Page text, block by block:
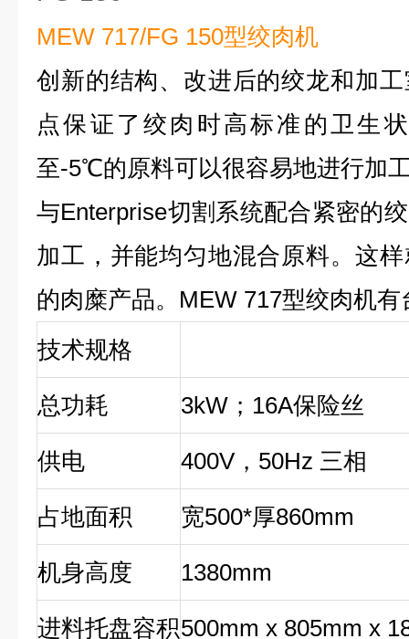
MEW 717/FG 150型绞肉机
创新的结构、改进后的绞龙和加
点保证了绞肉时高标准的卫生
至-5℃的原料可以很容易地进行加
与Enterprise切割系统配合紧密的
加工，并能均匀地混合原料。这
的肉糜产品。MEW 717型绞肉机
技术规格
总功耗 3kW ；16A保险丝
供电 400V ，50Hz 三相
占地面积 宽500*厚860mm
机身高度 1380mm
进料托盘容积500mm x 805mm x